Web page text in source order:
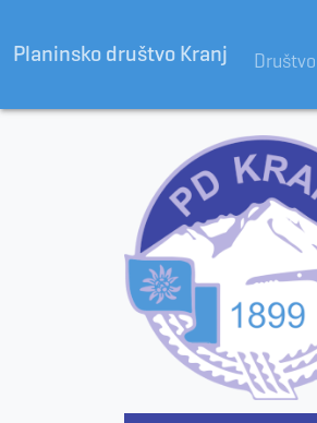
Planinsko društvo Kranj Društvo